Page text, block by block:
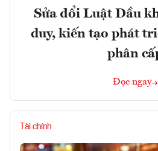
Sửa đổi Luật Dầu
duy, kiến tạo phát
phân
Đọc ngay
Tài chính